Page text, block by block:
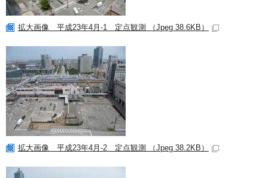
拡大画像 平成23年4月-1 定点観測 （Jpeg 38.6KB）
拡大画像 平成23年4月-2 定点観測 （Jpeg 38.2KB）